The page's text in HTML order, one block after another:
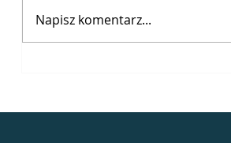
Napisz komentarz...